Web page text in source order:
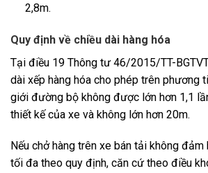
2,8m.
Quy định về chiều dài hàng hóa
Tại điều 19 Thông tư 46/2015/TT-
dài xếp hàng hóa cho phép trên phương
giới đường bộ không được lớn hơn 1,1
thiết kế của xe và không lớn hơn 20m.
Nếu chở hàng trên xe bán tải không
tối đa theo quy định, căn cứ theo điều